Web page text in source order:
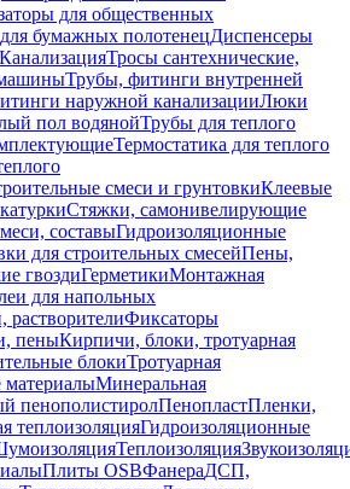
для общественных
бумажных полотенецДиспенсеры
КанализацияТросы сантехнические,
Трубы, фитинги внутренней
наружной канализацииЛюки
пол водянойТрубы для теплого
Термостатика для теплого
смеси и грунтовкиКлеевые
Стяжки, самонивелирующие
составыГидроизоляционные
для строительных смесейПены,
гвоздиГерметикиМонтажная
для напольных
растворителиФиксаторы
пеныКирпичи, блоки, тротуарная
блокиТротуарная
Минеральная
пенополистиролПенопластПленки,
теплоизоляцияГидроизоляционные
Теплоизоляция
Плиты OSBФанераДСП,